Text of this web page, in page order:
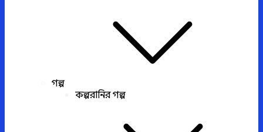
গল্প
কল্পরানির গল্প